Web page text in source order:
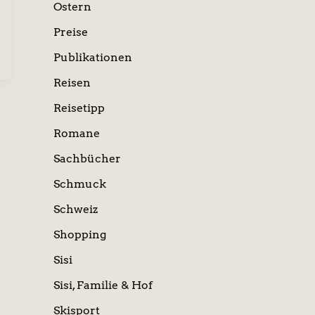
Ostern
Preise
Publikationen
Reisen
Reisetipp
Romane
Sachbücher
Schmuck
Schweiz
Shopping
Sisi
Sisi, Familie & Hof
Skisport